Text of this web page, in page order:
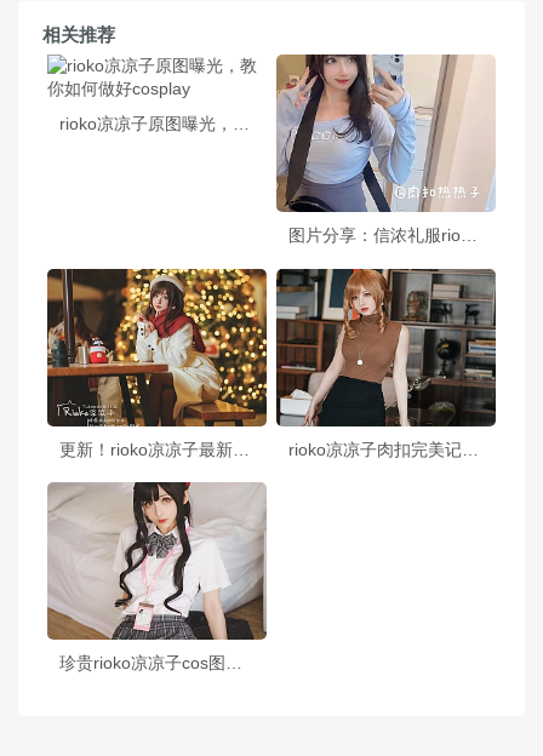
相关推荐
rioko凉凉子原图曝光，教你如何做好cosplay
图片分享：信浓礼服rioko凉凉子的华美cosplay
更新！rioko凉凉子最新cos作品集锦 rioko凉凉子肉扣完美记录热热子牛头人剧情3，照片赏析再次突破常规
珍贵rioko凉凉子cos图的套图，让你的收藏更加完善